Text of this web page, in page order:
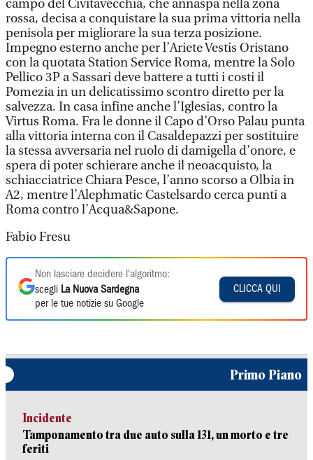
campo del Civitavecchia, che annaspa nella zona
rossa, decisa a conquistare la sua prima vittoria nella
penisola per migliorare la sua terza posizione.
Impegno esterno anche per l’Ariete Vestis Oristano
con la quotata Station Service Roma, mentre la Solo
Pellico 3P a Sassari deve battere a tutti i costi il
Pomezia in un delicatissimo scontro diretto per la
salvezza. In casa infine anche l’Iglesias, contro la
Virtus Roma. Fra le donne il Capo d’Orso Palau punta
alla vittoria interna con il Casaldepazzi per sostituire
la stessa avversaria nel ruolo di damigella d’onore, e
spera di poter schierare anche il neoacquisto, la
schiacciatrice Chiara Pesce, l’anno scorso a Olbia in
A2, mentre l’Alephmatic Castelsardo cerca punti a
Roma contro l’Acqua&Sapone.
Fabio Fresu
Non lasciare decidere l'algoritmo:
scegli La Nuova Sardegna
per le tue notizie su Google
CLICCA QUI
Primo Piano
Incidente
Tamponamento tra due auto sulla 131, un morto e tre
feriti